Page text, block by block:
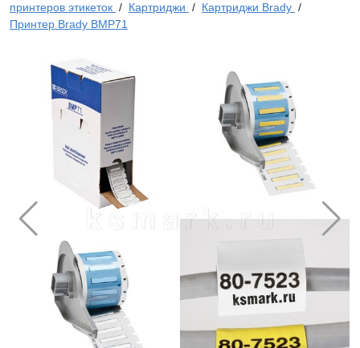
принтеров этикеток / Картриджи / Картриджи Brady /
Принтер Brady BMP71